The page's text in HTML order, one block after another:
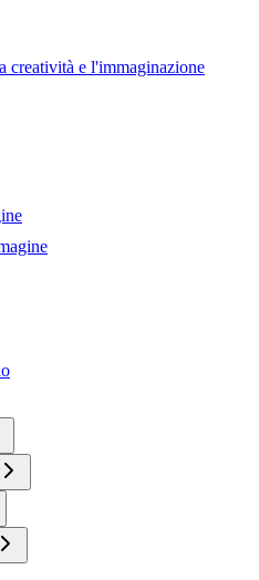
creatività e l'immaginazione